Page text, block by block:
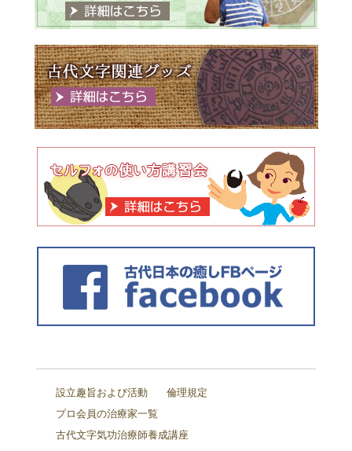
設立趣旨および活動
倫理規定
プロ会員の治療家一覧
古代文字気功治療師養成講座